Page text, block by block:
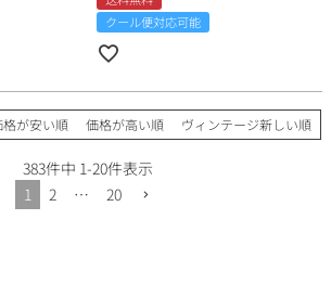
クール便対応可能
格が安い順 価格が高い順 ヴィンテージ新しい順
383件中 1-20件表示
1
2 … 20